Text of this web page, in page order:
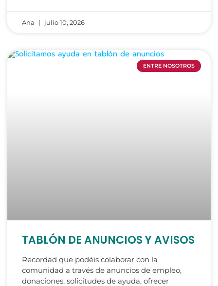
Ana julio 10, 2026
ENTRE NOSOTROS
TABLÓN DE ANUNCIOS Y AVISOS
Recordad que podéis colaborar con la
comunidad a través de anuncios de empleo,
donaciones, solicitudes de ayuda, ofrecer